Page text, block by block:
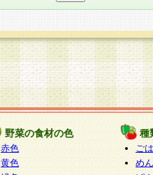
野菜の食材の色
赤色
黄色
種
ご
めん